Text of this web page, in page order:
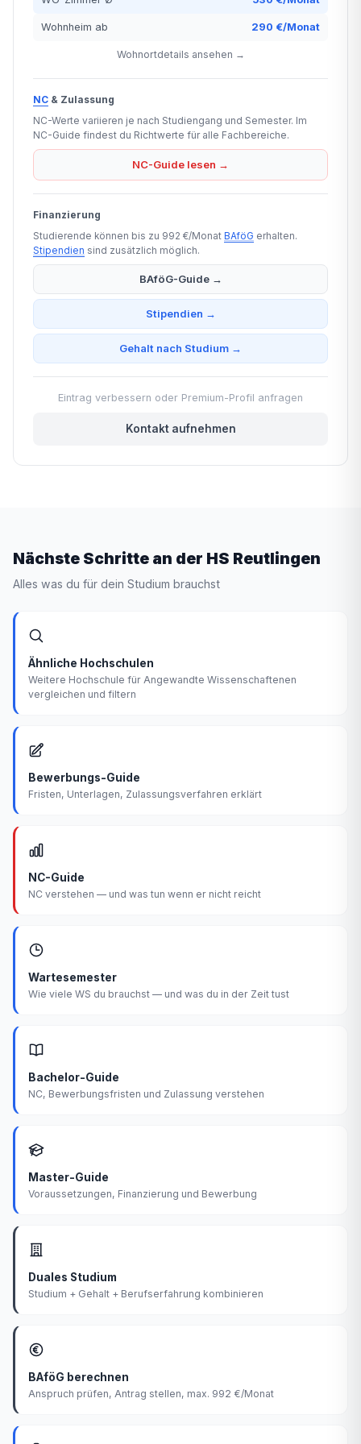
Wohnheim ab 290 €/Monat
Wohnortdetails ansehen →
NC & Zulassung
NC-Werte variieren je nach Studiengang und Semester. Im
NC-Guide findest du Richtwerte für alle Fachbereiche.
NC-Guide lesen →
Finanzierung
Studierende können bis zu 992 €/Monat BAföG erhalten.
Stipendien sind zusätzlich möglich.
BAföG-Guide →
Stipendien →
Gehalt nach Studium →
Eintrag verbessern oder Premium-Profil anfragen
Kontakt aufnehmen
Nächste Schritte an der HS Reutlingen
Alles was du für dein Studium brauchst
Ähnliche Hochschulen
Weitere Hochschule für Angewandte Wissenschaftenen
vergleichen und filtern
Bewerbungs-Guide
Fristen, Unterlagen, Zulassungsverfahren erklärt
NC-Guide
NC verstehen — und was tun wenn er nicht reicht
Wartesemester
Wie viele WS du brauchst — und was du in der Zeit tust
Bachelor-Guide
NC, Bewerbungsfristen und Zulassung verstehen
Master-Guide
Voraussetzungen, Finanzierung und Bewerbung
Duales Studium
Studium + Gehalt + Berufserfahrung kombinieren
BAföG berechnen
Anspruch prüfen, Antrag stellen, max. 992 €/Monat